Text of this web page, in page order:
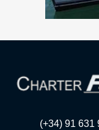
(+34) 91 631